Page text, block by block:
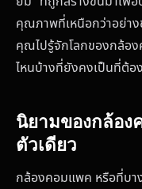
คุณภาพที่เหนือกว่าอย่า
คุณไปรู้จักโลกของกล้อ
ไหนบ้างที่ยังคงเป็นที่ต้อ
นิยามของกล้อง
ตัวเดียว
กล้องคอมแพค หรือที่บา